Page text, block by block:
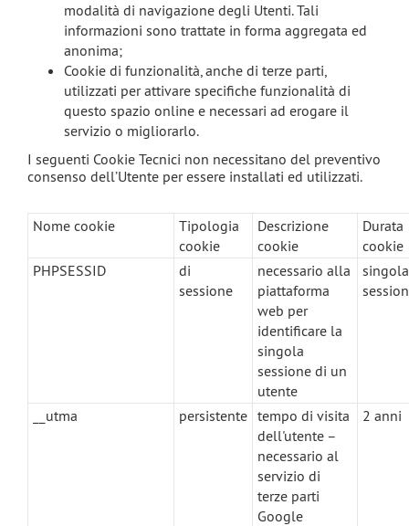
modalità di navigazione degli Utenti. Tali
informazioni sono trattate in forma aggregata ed
anonima;
Cookie di funzionalità, anche di terze parti,
utilizzati per attivare specifiche funzionalità di
questo spazio online e necessari ad erogare il
servizio o migliorarlo.
I seguenti Cookie Tecnici non necessitano del preventivo
consenso dell’Utente per essere installati ed utilizzati.
Nome cookie
Tipologia
cookie
Descrizione
cookie
Durata
cookie
PHPSESSID
di
sessione
necessario alla
piattaforma
web per
identificare la
singola
sessione di un
utente
singola
__utma persistente tempo di visita
dell'utente –
necessario al
servizio di
terze parti
Google
2 anni